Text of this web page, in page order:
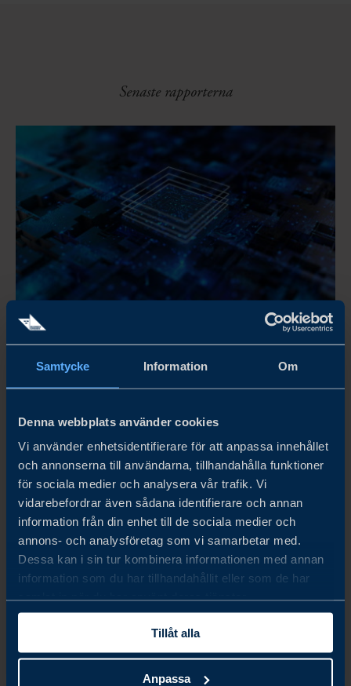
Samtycke Information Om
Denna webbplats använder cookies
Vi använder enhetsidentifierare för att anpassa innehållet
och annonserna till användarna, tillhandahålla funktioner
för sociala medier och analysera vår trafik. Vi
vidarebefordrar även sådana identifierare och annan
information från din enhet till de sociala medier och
annons- och analysföretag som vi samarbetar med.
Dessa kan i sin tur kombinera informationen med annan
information som du har tillhandahållit eller som de har
samlat in när du har använt deras tjänster.
Tillåt alla
Anpassa
Senaste rapporterna
DET GLOBALA HALVLEDAR-RACET
Sverige i det nya halvledarlandskapet: Positionering för
global konkurrenskraft. Vilka risker och möjligheter
av svaren i denna Executive Global Insight rapport.
LÄS MER